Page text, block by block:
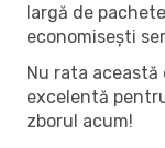
largă de
economisești
Nu rata
excelentă
zborul acum!